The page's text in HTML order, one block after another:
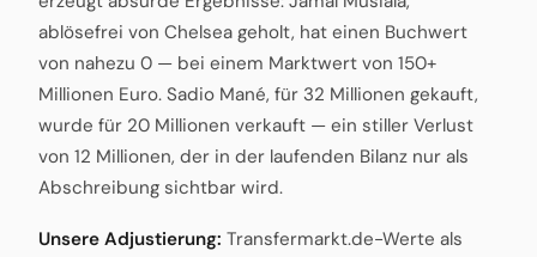
ablösefrei von Chelsea geholt, hat einen Buchwert
von nahezu 0 — bei einem Marktwert von 150+
Millionen Euro. Sadio Mané, für 32 Millionen gekauft,
wurde für 20 Millionen verkauft — ein stiller Verlust
von 12 Millionen, der in der laufenden Bilanz nur als
Abschreibung sichtbar wird.
Unsere Adjustierung: Transfermarkt.de-Werte als